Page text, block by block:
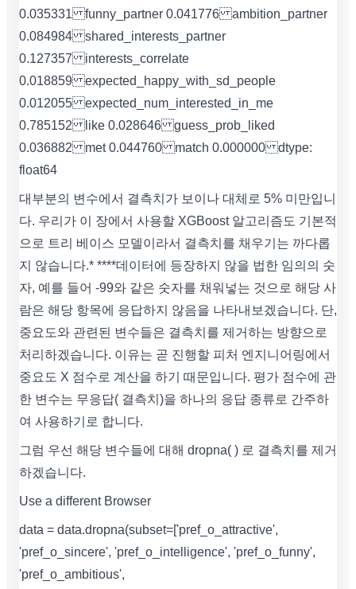
0.035331 funny_partner 0.041776 ambition_partner
0.084984 shared_interests_partner
0.127357 interests_correlate
0.018859 expected_happy_with_sd_people
0.012055 expected_num_interested_in_me
0.785152 like 0.028646 guess_prob_liked
0.036882 met 0.044760 match 0.000000 dtype:
float64
대부분의 변수에서 결측치가 보이나 대체로 5% 미만입니
다. 우리가 이 장에서 사용할 XGBoost 알고리즘도 기본적
으로 트리 베이스 모델이라서 결측치를 채우기는 까다롭
지 않습니다.* ****데이터에 등장하지 않을 법한 임의의 숫
자, 예를 들어 -99와 같은 숫자를 채워넣는 것으로 해당 사
람은 해당 항목에 응답하지 않음을 나타내보겠습니다. 단,
중요도와 관련된 변수들은 결측치를 제거하는 방향으로
처리하겠습니다. 이유는 곧 진행할 피처 엔지니어링에서
중요도 X 점수로 계산을 하기 때문입니다. 평가 점수에 관
한 변수는 무응답( 결측치)을 하나의 응답 종류로 간주하
여 사용하기로 합니다.
그럼 우선 해당 변수들에 대해 dropna( ) 로 결측치를 제거
하겠습니다.
Use a different Browser
data = data.dropna(subset=['pref_o_attractive',
'pref_o_sincere', 'pref_o_intelligence', 'pref_o_funny',
'pref_o_ambitious',